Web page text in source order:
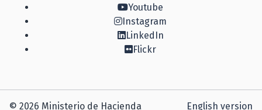
Youtube
Instagram
LinkedIn
Flickr
© 2026 Ministerio de Hacienda English version